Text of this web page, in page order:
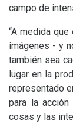
campo de
“A medida
imágenes - y
también sea
lugar en la
representado
para la
cosas y las